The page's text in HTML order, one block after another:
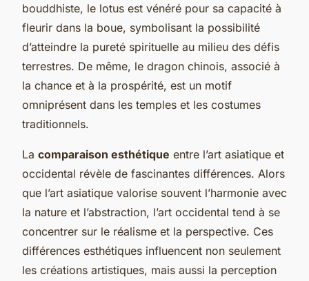
bouddhiste, le lotus est vénéré pour sa capacité à
fleurir dans la boue, symbolisant la possibilité
d’atteindre la pureté spirituelle au milieu des défis
terrestres. De même, le dragon chinois, associé à
la chance et à la prospérité, est un motif
omniprésent dans les temples et les costumes
traditionnels.
La comparaison esthétique entre l’art asiatique et
occidental révèle de fascinantes différences. Alors
que l’art asiatique valorise souvent l’harmonie avec
la nature et l’abstraction, l’art occidental tend à se
concentrer sur le réalisme et la perspective. Ces
différences esthétiques influencent non seulement
les créations artistiques, mais aussi la perception